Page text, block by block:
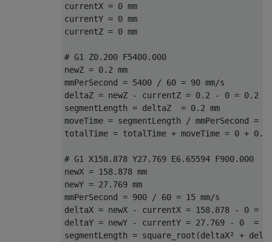
currentX = 0 mm
currentY = 0 mm
currentZ = 0 mm
# G1 Z0.200 F5400.000
newZ = 0.2 mm
mmPerSecond = 5400 / 60 = 90 mm/s
deltaZ = newZ - currentZ = 0.2 - 0 = 0.2
segmentLength = deltaZ  = 0.2 mm
moveTime = segmentLength / mmPerSecond
totalTime = totalTime + moveTime = 0 +
# G1 X158.878 Y27.769 E6.65594 F900.000
newX = 158.878 mm
newY = 27.769 mm
mmPerSecond = 900 / 60 = 15 mm/s
deltaX = newX - currentX = 158.878 - 0 =
deltaY = newY - currentY = 27.769 - 0  =
segmentLength = square_root(deltaX² +